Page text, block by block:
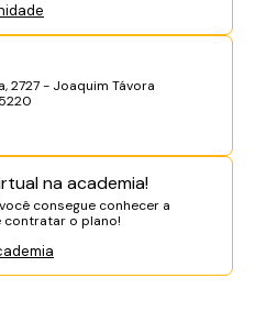
2727 - Joaquim Távora
na academia!
consegue conhecer a
contratar o plano!